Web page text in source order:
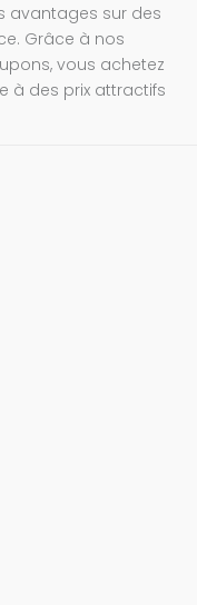
avantages sur des
Grâce à nos
vous achetez
à des prix attractifs